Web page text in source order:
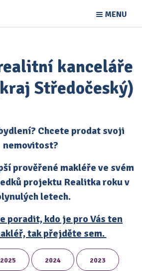
MENU
kanceláře
Středočeský)
Chcete prodat svoji
nemovitost?
prověřené makléře ve svém
projektu Realitka roku v
letech.
poradit, kdo je pro Vás ten
tak přejděte sem.
2025 2024 2023